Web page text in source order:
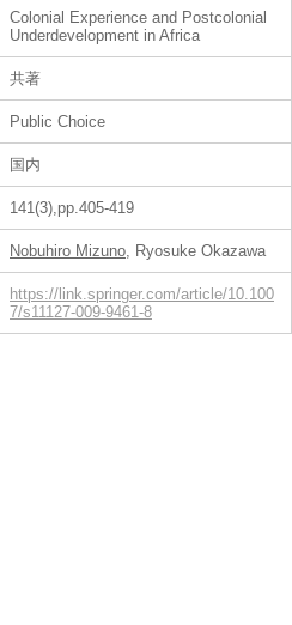
Colonial Experience and Postcolonial
Underdevelopment in Africa
共著
Public Choice
国内
141(3),pp.405-419
Nobuhiro Mizuno, Ryosuke Okazawa
https://link.springer.com/article/10.100
7/s11127-009-9461-8